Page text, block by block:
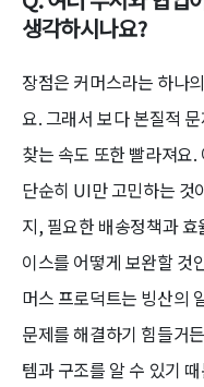
생각하시나요?
장점은 커머스라는 하나
요. 그래서 보다 본질적
찾는 속도 또한 빨라져요
단순히 UI만 고민하는 것
지, 필요한 배송정책과
이스를 어떻게 보완할 것
머스 프로덕트는 빙산의
문제를 해결하기 힘들거
템과 구조를 알 수 있기